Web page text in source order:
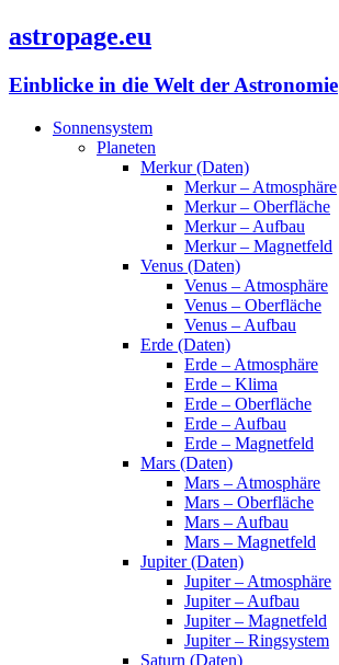
astropage.eu
Einblicke in die Welt der Astronomie
Sonnensystem
Planeten
Merkur (Daten)
Merkur – Atmosphäre
Merkur – Oberfläche
Merkur – Aufbau
Merkur – Magnetfeld
Venus (Daten)
Venus – Atmosphäre
Venus – Oberfläche
Venus – Aufbau
Erde (Daten)
Erde – Atmosphäre
Erde – Klima
Erde – Oberfläche
Erde – Aufbau
Erde – Magnetfeld
Mars (Daten)
Mars – Atmosphäre
Mars – Oberfläche
Mars – Aufbau
Mars – Magnetfeld
Jupiter (Daten)
Jupiter – Atmosphäre
Jupiter – Aufbau
Jupiter – Magnetfeld
Jupiter – Ringsystem
Saturn (Daten)